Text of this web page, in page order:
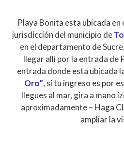
Playa Bonita esta ubicada
jurisdicción del municipio de
en el departamento de
llegar allí por la entrada de
entrada donde esta ubicada
Oro”, si tu ingreso es por
llegues al mar, gira a mano
aproximadamente – Haga
ampliar la